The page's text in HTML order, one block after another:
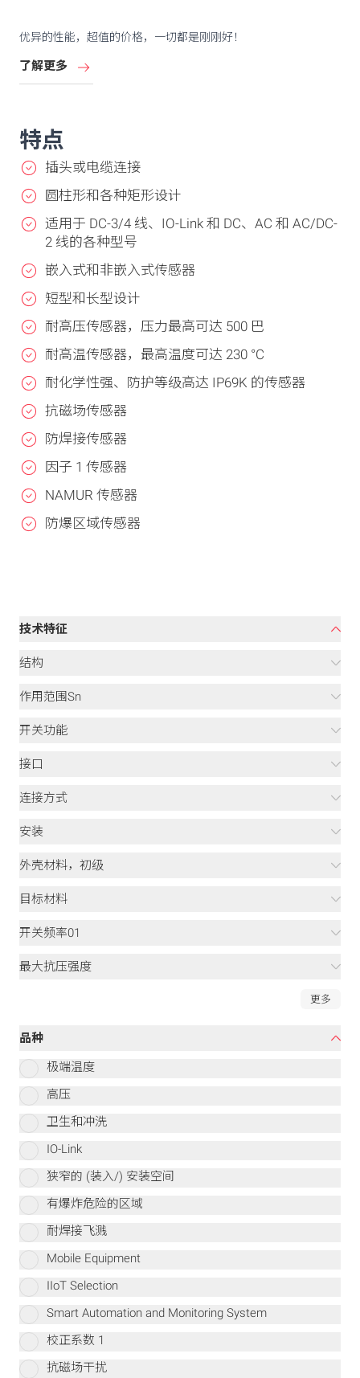
优异的性能，超值的价格，一切都是刚刚好！
了解更多
特点
插头或电缆连接
圆柱形和各种矩形设计
适用于 DC-3/4 线、IO-Link 和 DC、AC 和 AC/DC-
2 线的各种型号
嵌入式和非嵌入式传感器
短型和长型设计
耐高压传感器，压力最高可达 500 巴
耐高温传感器，最高温度可达 230 °C
耐化学性强、防护等级高达 IP69K 的传感器
抗磁场传感器
防焊接传感器
因子 1 传感器
NAMUR 传感器
防爆区域传感器
技术特征
结构
作用范围Sn
开关功能
接口
连接方式
安装
外壳材料，初级
目标材料
开关频率01
最大抗压强度
更多
品种
极端温度
高压
卫生和冲洗
IO-Link
狭窄的 (装入/) 安装空间
有爆炸危险的区域
耐焊接飞溅
Mobile Equipment
IIoT Selection
Smart Automation and Monitoring System
校正系数 1
抗磁场干扰